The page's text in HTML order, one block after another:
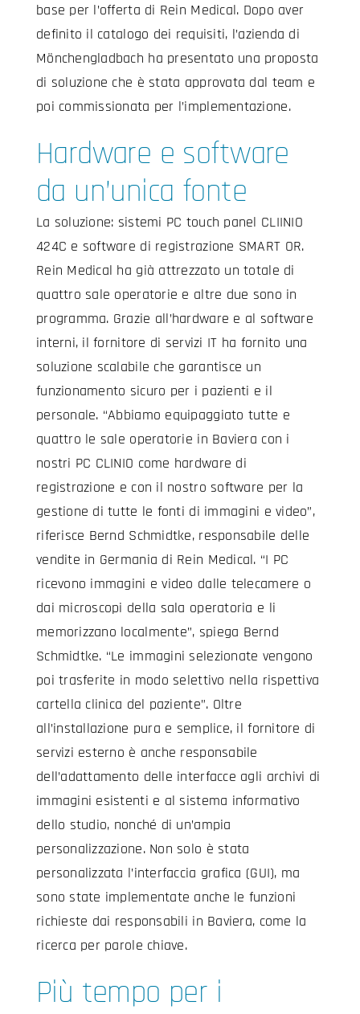
base per l’offerta di Rein Medical. Dopo aver
definito il catalogo dei requisiti, l’azienda di
Mönchengladbach ha presentato una proposta
di soluzione che è stata approvata dal team e
poi commissionata per l’implementazione.
Hardware e software
da un’unica fonte
La soluzione: sistemi PC touch panel CLIINIO
424C e software di registrazione SMART OR.
Rein Medical ha già attrezzato un totale di
quattro sale operatorie e altre due sono in
programma. Grazie all’hardware e al software
interni, il fornitore di servizi IT ha fornito una
soluzione scalabile che garantisce un
funzionamento sicuro per i pazienti e il
personale. “Abbiamo equipaggiato tutte e
quattro le sale operatorie in Baviera con i
nostri PC CLINIO come hardware di
registrazione e con il nostro software per la
gestione di tutte le fonti di immagini e video”,
riferisce Bernd Schmidtke, responsabile delle
vendite in Germania di Rein Medical. “I PC
ricevono immagini e video dalle telecamere o
dai microscopi della sala operatoria e li
memorizzano localmente”, spiega Bernd
Schmidtke. “Le immagini selezionate vengono
poi trasferite in modo selettivo nella rispettiva
cartella clinica del paziente”. Oltre
all’installazione pura e semplice, il fornitore di
servizi esterno è anche responsabile
dell’adattamento delle interfacce agli archivi di
immagini esistenti e al sistema informativo
dello studio, nonché di un’ampia
personalizzazione. Non solo è stata
personalizzata l’interfaccia grafica (GUI), ma
sono state implementate anche le funzioni
richieste dai responsabili in Baviera, come la
ricerca per parole chiave.
Più tempo per i